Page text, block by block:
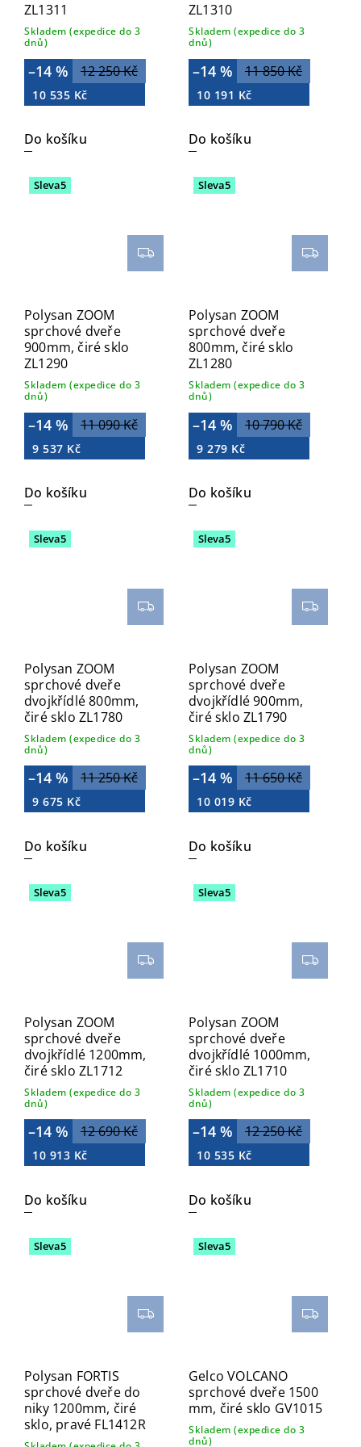
ZL1311
Skladem (expedice do 3
dnů)
12 250 Kč
–14 %
10 535 Kč
Do košíku
ZL1310
Skladem (expedice do 3
dnů)
11 850 Kč
–14 %
10 191 Kč
Do košíku
Sleva5
Polysan ZOOM
sprchové dveře
900mm, čiré sklo
ZL1290
Skladem (expedice do 3
dnů)
11 090 Kč
–14 %
9 537 Kč
Do košíku
Sleva5
Polysan ZOOM
sprchové dveře
800mm, čiré sklo
ZL1280
Skladem (expedice do 3
dnů)
10 790 Kč
–14 %
9 279 Kč
Do košíku
Sleva5
Polysan ZOOM
sprchové dveře
dvojkřídlé 800mm,
čiré sklo ZL1780
Skladem (expedice do 3
dnů)
11 250 Kč
–14 %
9 675 Kč
Do košíku
Sleva5
Polysan ZOOM
sprchové dveře
dvojkřídlé 900mm,
čiré sklo ZL1790
Skladem (expedice do 3
dnů)
11 650 Kč
–14 %
10 019 Kč
Do košíku
Sleva5
Polysan ZOOM
sprchové dveře
dvojkřídlé 1200mm,
čiré sklo ZL1712
Skladem (expedice do 3
dnů)
12 690 Kč
–14 %
10 913 Kč
Do košíku
Sleva5
Polysan ZOOM
sprchové dveře
dvojkřídlé 1000mm,
čiré sklo ZL1710
Skladem (expedice do 3
dnů)
12 250 Kč
–14 %
10 535 Kč
Do košíku
Sleva5
Polysan FORTIS
sprchové dveře do
niky 1200mm, čiré
sklo, pravé FL1412R
Sleva5
Gelco VOLCANO
sprchové dveře 1500
mm, čiré sklo GV1015
Skladem (expedice do 3
dnů)